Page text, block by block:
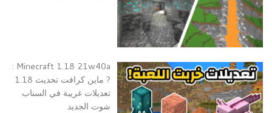
Minecraft 1.18 21w40a :
? ماين كرافت تحديث 1.18
تعديلات غريبة في السناب
شوت الجديد